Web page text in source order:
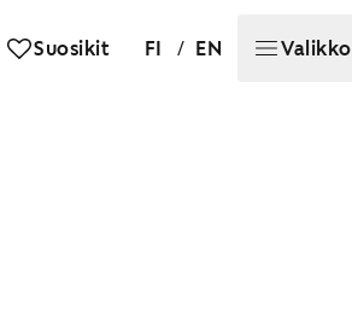
Suosikit FI / EN Valikko